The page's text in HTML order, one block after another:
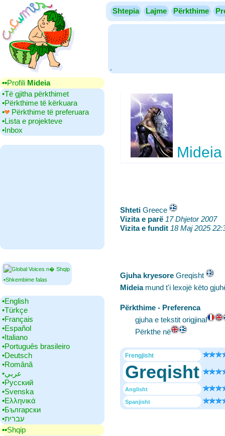
Shtepia Lajme Përkthime
.
▪▪‎Profili Mideia
•‎Të gjitha përkthimet
•‎Përkthime të kërkuara
•‎
Përkthime të preferuara
•‎Lista e projekteve
•‎Inbox
▪Shkembime falas
•‎English
•‎Türkçe
•‎Français
•‎Español
•‎Italiano
•‎Português brasileiro
•‎Deutsch
•‎Română
•‎عربي
•‎Русский
•‎Svenska
•‎Ελληνικά
•‎Български
•‎עברית
▪▪‎Shqip
Mideia
Shteti ‎Greece
Vizita e parë 17 Dhjetor 2007
Vizita e fundit 18 Maj 2025
Gjuha kryesore ‎Greqisht
Mideiamund t'i lexojë këto
Përkthime - Preferenca
gjuha e tekstit origjinal
Përkthe në
Frengjisht
Greqisht
Anglisht
Spanjisht